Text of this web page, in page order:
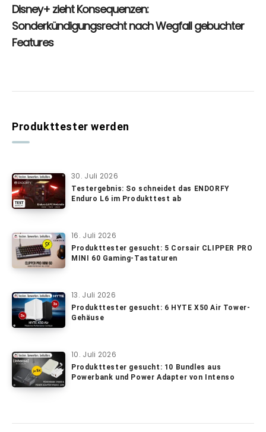
Produkttester werden
30. Juli 2026
Testergebnis: So schneidet das ENDORFY
Enduro L6 im Produkttest ab
16. Juli 2026
Produkttester gesucht: 5 Corsair CLIPPER PRO
MINI 60 Gaming-Tastaturen
13. Juli 2026
Produkttester gesucht: 6 HYTE X50 Air Tower-
Gehäuse
10. Juli 2026
Produkttester gesucht: 10 Bundles aus
Powerbank und Power Adapter von Intenso